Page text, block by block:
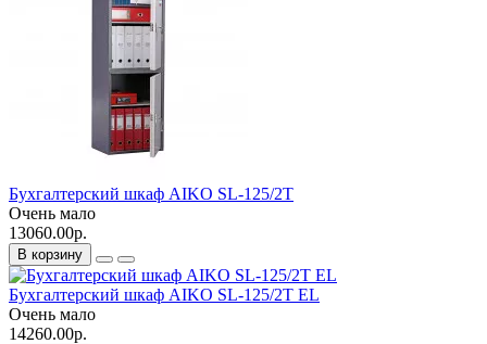
Бухгалтерский шкаф AIKO SL-125/2Т
Очень мало
13060.00р.
В корзину
Бухгалтерский шкаф AIKO SL-125/2Т EL
Очень мало
14260.00р.